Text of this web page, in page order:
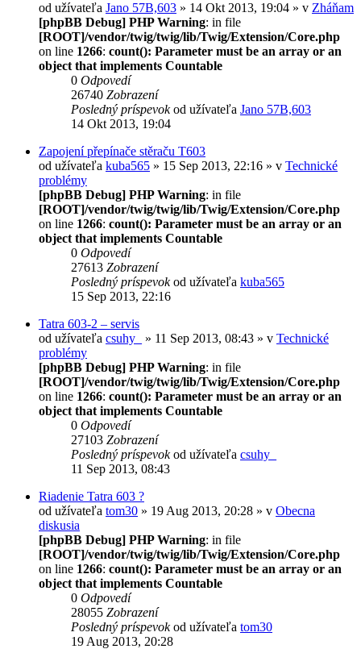
od užívateľa Jano 57B,603 » 14 Okt 2013, 19:04 » v Zháňam
[phpBB Debug] PHP Warning: in file
[ROOT]/vendor/twig/twig/lib/Twig/Extension/Core.php
on line 1266: count(): Parameter must be an array or an
object that implements Countable
0 Odpovedí
26740 Zobrazení
Posledný príspevokod užívateľa Jano 57B,603
14 Okt 2013, 19:04
Zapojení přepínače stěraču T603
od užívateľa kuba565 » 15 Sep 2013, 22:16 » v Technické
problémy
[phpBB Debug] PHP Warning: in file
[ROOT]/vendor/twig/twig/lib/Twig/Extension/Core.php
on line 1266: count(): Parameter must be an array or an
object that implements Countable
0 Odpovedí
27613 Zobrazení
Posledný príspevokod užívateľa kuba565
15 Sep 2013, 22:16
Tatra 603-2 – servis
od užívateľa csuhy_ » 11 Sep 2013, 08:43 » v Technické
problémy
[phpBB Debug] PHP Warning: in file
[ROOT]/vendor/twig/twig/lib/Twig/Extension/Core.php
on line 1266: count(): Parameter must be an array or an
object that implements Countable
0 Odpovedí
27103 Zobrazení
Posledný príspevokod užívateľa csuhy_
11 Sep 2013, 08:43
Riadenie Tatra 603 ?
od užívateľa tom30 » 19 Aug 2013, 20:28 » v Obecna
diskusia
[phpBB Debug] PHP Warning: in file
[ROOT]/vendor/twig/twig/lib/Twig/Extension/Core.php
on line 1266: count(): Parameter must be an array or an
object that implements Countable
0 Odpovedí
28055 Zobrazení
Posledný príspevokod užívateľa tom30
19 Aug 2013, 20:28